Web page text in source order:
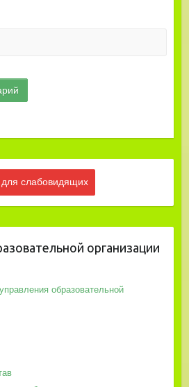
для слабовидящих
организации
образовательной